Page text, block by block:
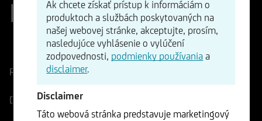
Index (EUR)
CH0020751589
WKN
A0C4HG
Referenčná cena2471,00
+0,02%+0,47
Deutsche Börse07.08.2026
Ak chcete získať prístup k informáciám o
produktoch a službách poskytovaných na
našej webovej stránke, akceptujte, prosím,
nasledujúce vyhlásenie o vylúčení
zodpovednosti, podmienky používania a
disclaimer.
Disclaimer
Táto webová stránka predstavuje marketingový